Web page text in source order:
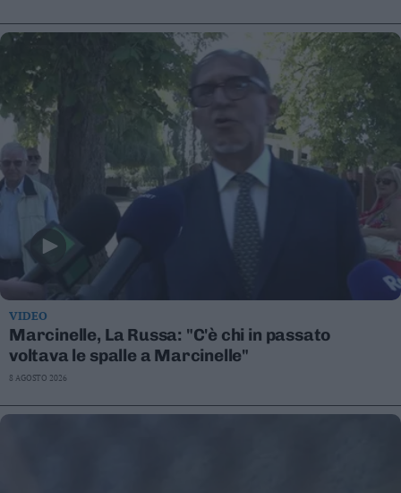
VIDEO
Marcinelle, La Russa: "C'è chi in passato
voltava le spalle a Marcinelle"
8 AGOSTO 2026